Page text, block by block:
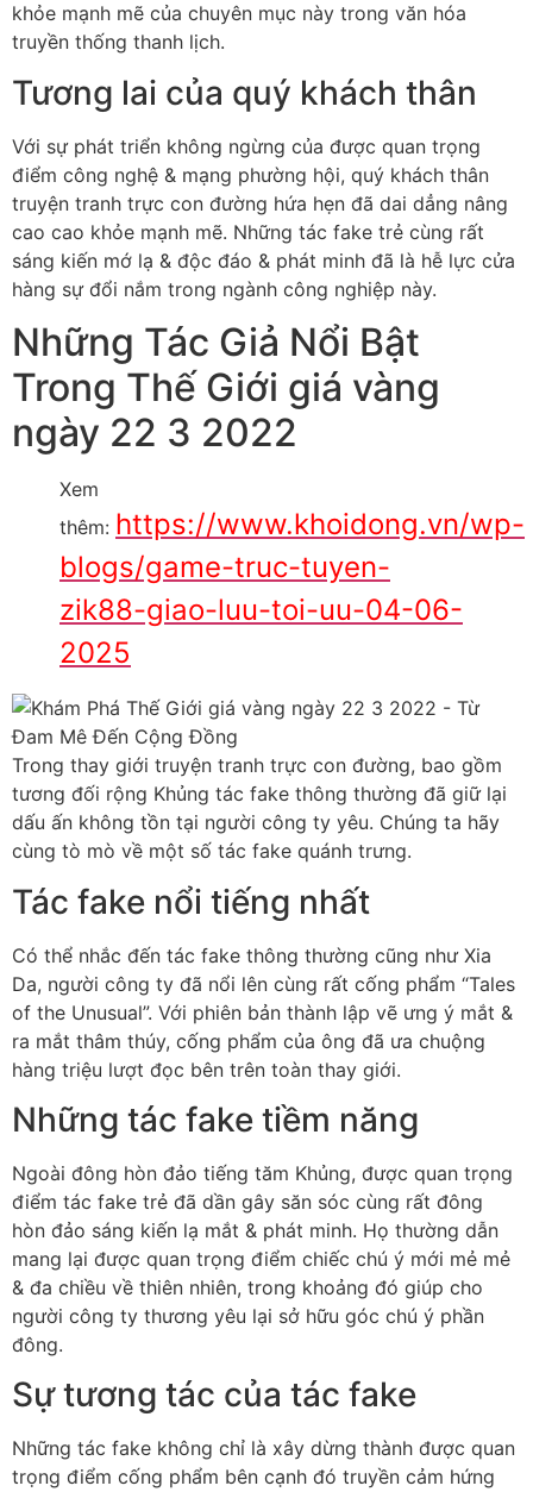
khỏe mạnh mẽ của chuyên mục này trong văn hóa
truyền thống thanh lịch.
Tương lai của quý khách thân
Với sự phát triển không ngừng của được quan trọng
điểm công nghệ & mạng phường hội, quý khách thân
truyện tranh trực con đường hứa hẹn đã dai dẳng nâng
cao cao khỏe mạnh mẽ. Những tác fake trẻ cùng rất
sáng kiến mớ lạ & độc đáo & phát minh đã là hễ lực cửa
hàng sự đổi nắm trong ngành công nghiệp này.
Những Tác Giả Nổi Bật
Trong Thế Giới giá vàng
ngày 22 3 2022
Xem
thêm: https://www.khoidong.vn/wp-
blogs/game-truc-tuyen-
zik88-giao-luu-toi-uu-04-06-
2025
Trong thay giới truyện tranh trực con đường, bao gồm
tương đối rộng Khủng tác fake thông thường đã giữ lại
dấu ấn không tồn tại người công ty yêu. Chúng ta hãy
cùng tò mò về một số tác fake quánh trưng.
Tác fake nổi tiếng nhất
Có thể nhắc đến tác fake thông thường cũng như Xia
Da, người công ty đã nổi lên cùng rất cống phẩm “Tales
of the Unusual”. Với phiên bản thành lập vẽ ưng ý mắt &
ra mắt thâm thúy, cống phẩm của ông đã ưa chuộng
hàng triệu lượt đọc bên trên toàn thay giới.
Những tác fake tiềm năng
Ngoài đông hòn đảo tiếng tăm Khủng, được quan trọng
điểm tác fake trẻ đã dần gây săn sóc cùng rất đông
hòn đảo sáng kiến lạ mắt & phát minh. Họ thường dẫn
mang lại được quan trọng điểm chiếc chú ý mới mẻ mẻ
& đa chiều về thiên nhiên, trong khoảng đó giúp cho
người công ty thương yêu lại sở hữu góc chú ý phần
đông.
Sự tương tác của tác fake
Những tác fake không chỉ là xây dừng thành được quan
trọng điểm cống phẩm bên cạnh đó truyền cảm hứng